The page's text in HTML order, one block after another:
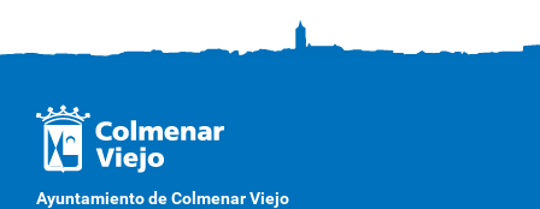
Ayuntamiento de Colmenar Viejo